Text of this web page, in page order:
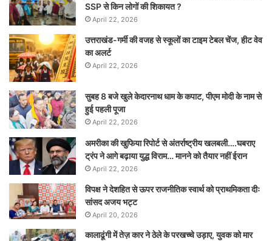
SSP से किन लोगों की शिकायत ?
April 22, 2026
उत्तराखंड-गर्मी की वजह से स्कूलों का टाइम टेबल चेंज, हीट वेव
का अलर्ट
April 22, 2026
सुबह 8 बजे खुले केदारनाथ धाम के कपाट, पीएम मोदी के नाम से
हुई पहली पूजा
April 22, 2026
अमरीका की खुफिया रिपोर्ट से अंतर्राष्ट्रीय खलबली….घबराए
ट्रंप ने आगे बढ़ाया युद्ध विराम… मानने को तैयार नहीं ईरान
April 22, 2026
विपक्ष ने देशहित से ऊपर राजनीतिक स्वार्थ को प्राथमिकता दीः
सांसद अजय भट्ट
April 20, 2026
कालाढूंगी में तेज़ कार ने ठेले के परखच्चे उड़ाए, युवक को मार